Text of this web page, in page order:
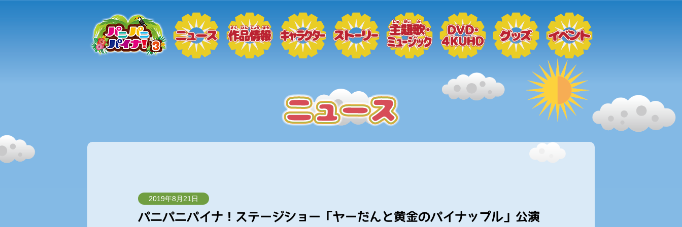
2019年8月21日
パニパニパイナ！ステージショー「ヤーだんと黄金のパイナップル」公演